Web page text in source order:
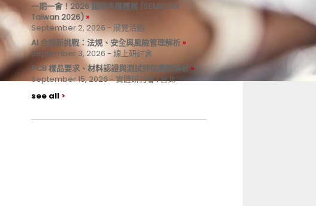
一期一會！2026 國際半導體展 (SEMICON
Taiwan 2026)
September 2, 2026 - 展覽活動
AI 合規新挑戰：法規、安全與風險管理解析
September 3, 2026 - 線上研討會
PCB 樣品要求、材料認證與測試評估實務解析
September 15, 2026 - 實體研討會 | 台北
see all